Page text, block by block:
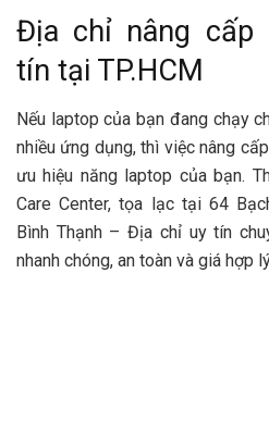
Địa chỉ nâng cấp
tín tại TP.HCM
Nếu laptop của bạn đang chạy
nhiều ứng dụng, thì việc nâng
ưu hiệu năng laptop của bạn.
Care Center, tọa lạc tại 64
Bình Thạnh – Địa chỉ uy tín
nhanh chóng, an toàn và giá hợp